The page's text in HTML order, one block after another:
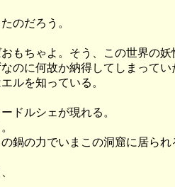
のだろう。
もちゃよ。そう、この世界の妖
のに何故か納得してしまってい
ルを知っている。
ドルシェが現れる。
鍋の力でいまこの洞窟に居られ